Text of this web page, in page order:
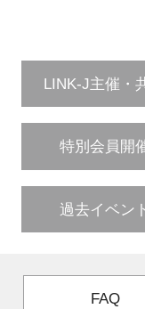
LINK-J主催・
特別会員開
過去イベン
FAQ